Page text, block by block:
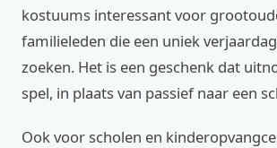
kostuums interessant voor
familieleden die een uniek
zoeken. Het is een geschenk dat
spel, in plaats van passief naar een
Ook voor scholen en